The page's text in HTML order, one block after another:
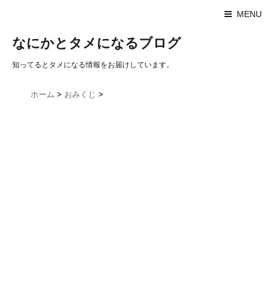
MENU
なにかとタメになるブログ
知ってるとタメになる情報をお届けしています。
ホーム > おみくじ >